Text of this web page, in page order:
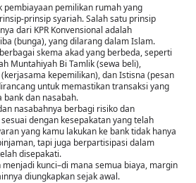
pembiayaan pemilikan rumah yang
prinsip syariah. Salah satu prinsip
dari KPR Konvensional adalah
(bunga), yang dilarang dalam Islam.
skema akad yang berbeda, seperti
Muntahiyah Bi Tamlik (sewa beli),
kepemilikan), dan Istisna (pesan
untuk memastikan transaksi yang
dan nasabah.
nasabahnya berbagi risiko dan
dengan kesepakatan yang telah
yang kamu lakukan ke bank tidak hanya
tapi juga berpartisipasi dalam
disepakati.
kunci–di mana semua biaya, margin
diungkapkan sejak awal.